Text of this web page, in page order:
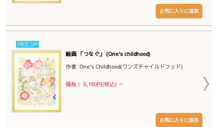
PICK UP
絵画 「つなぐ」 (One's childhood)
作者: One's Childhood(ワンズチャイルドフッド)
価格： 6,180円(税込) ～